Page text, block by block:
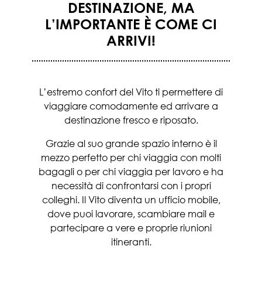
DESTINAZIONE, MA
L’IMPORTANTE È COME CI
ARRIVI!
L’estremo confort del Vito ti permettere di
viaggiare comodamente ed arrivare a
destinazione fresco e riposato.
Grazie al suo grande spazio interno è il
mezzo perfetto per chi viaggia con molti
bagagli o per chi viaggia per lavoro e ha
necessità di confrontarsi con i propri
colleghi. Il Vito diventa un ufficio mobile,
dove puoi lavorare, scambiare mail e
partecipare a vere e proprie riunioni
itineranti.